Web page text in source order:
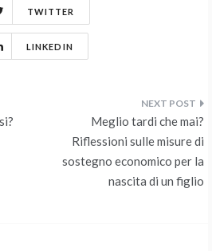
TWITTER
LINKEDIN
Meglio tardi che mai?
Riflessioni sulle misure di
sostegno economico per la
nascita di un figlio